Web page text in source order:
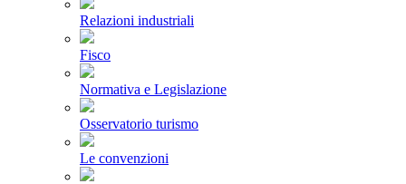
Relazioni industriali
Fisco
Normativa e Legislazione
Osservatorio turismo
Le convenzioni